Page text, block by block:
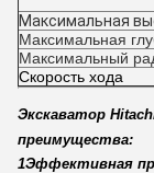
Максимальная
Максимальная
Максимальный
Скорость хода
Экскаватор
преимущества:
1Эффективная